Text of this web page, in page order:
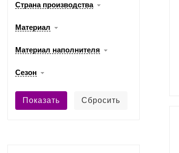
Страна производства
Материал
Материал наполнителя
Сезон